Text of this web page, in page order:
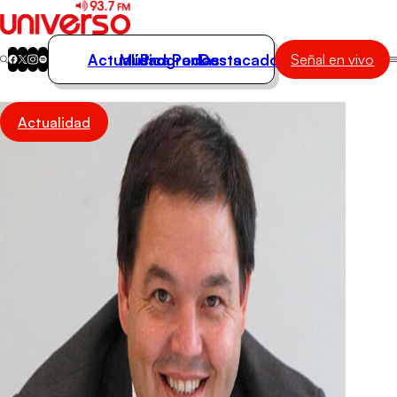
Actualidad
Música
Actualidad
Música
Programas
Podcasts
Destacados Señal en vivo
Actualidad